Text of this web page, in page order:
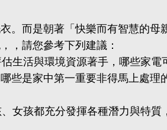
。而是朝著「快樂而有智慧的母
，請您參考下列建議：
生活與環境資源著手，哪些家電
些是家中第一重要非得馬上處理
女孩都充分發揮各種潛力與特質
助您陪伴孩
小教導主任
生活與課